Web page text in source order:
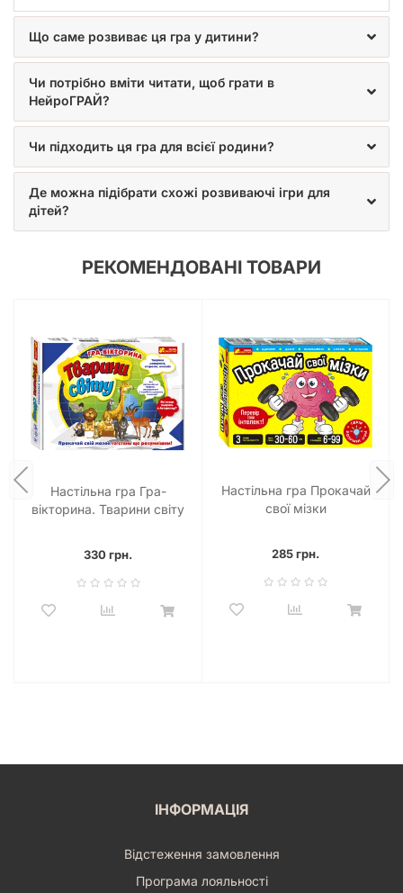
Не пропустіть можливість подарувати своїй дитині світ
забавою для всієї родини, створюючи неповторну
атмосферу спільного навчання та незабутніх моментів.
Обирайте якісні українські настільні ігри, що сприяють
гармонійному розвитку ваших дітей!
Що саме розвиває ця гра у дитини?
Чи потрібно вміти читати, щоб грати в
НейроГРАЙ?
Чи підходить ця гра для всієї родини?
Де можна підібрати схожі розвиваючі ігри для
дітей?
РЕКОМЕНДОВАНІ ТОВАРИ
Настільна гра Гра-
вікторина. Тварини світу
330 грн.
Настільна гра Прокачай
cвої мізки
285 грн.
ІНФОРМАЦІЯ
Відстеження замовлення
Програма лояльності